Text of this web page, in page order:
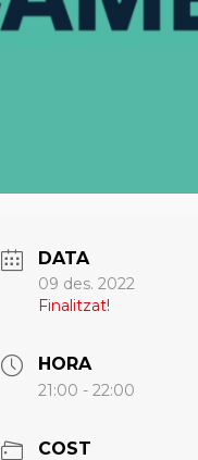
DATA
09 des. 2022
Finalitzat!
HORA
21:00 - 22:00
COST